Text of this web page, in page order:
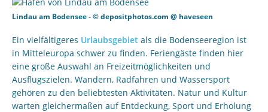
Lindau am Bodensee - © depositphotos.com @ haveseen
Ein vielfältigeres Urlaubsgebiet als die Bodenseeregion ist
in Mitteleuropa schwer zu finden. Feriengäste finden hier
eine große Auswahl an Freizeitmöglichkeiten und
Ausflugszielen. Wandern, Radfahren und Wassersport
gehören zu den beliebtesten Aktivitäten. Natur und Kultur
warten gleichermaßen auf Entdeckung, Sport und Erholung